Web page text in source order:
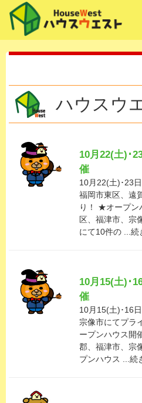
ハウスウ
10月22(土)･
催
10月22(土)･23
福岡市東区、遠
り！ ★オープン
区、福津市、宗
にて10件の ...続
10月15(土)･
催
10月15(土)･16
宗像市にてプラ
ープンハウス開
郡、福津市、宗
プンハウス ...続